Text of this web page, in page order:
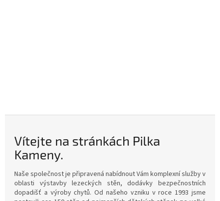
Vítejte na stránkách Pilka
Kameny.
Naše společnost je připravená nabídnout Vám komplexní služby v
oblasti výstavby lezeckých stěn, dodávky bezpečnostních
dopadišť a výroby chytů. Od našeho vzniku v roce 1993 jsme